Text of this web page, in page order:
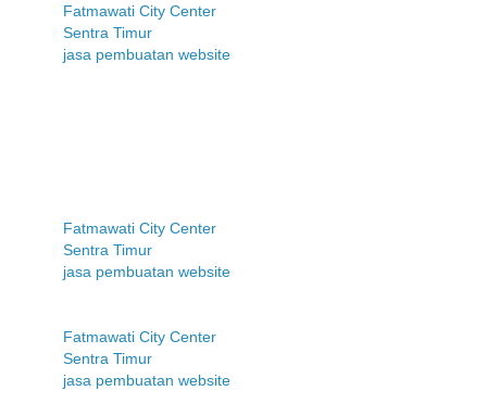
Fatmawati City Center
Sentra Timur
jasa pembuatan website
Fatmawati City Center
Sentra Timur
jasa pembuatan website
Fatmawati City Center
Sentra Timur
jasa pembuatan website